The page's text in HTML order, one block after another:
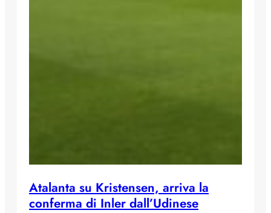
Atalanta su Kristensen, arriva la
conferma di Inler dall’Udinese